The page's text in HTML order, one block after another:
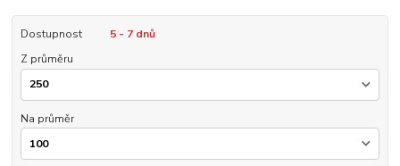
Dostupnost
5 - 7 dnů
Z průměru
Na průměr